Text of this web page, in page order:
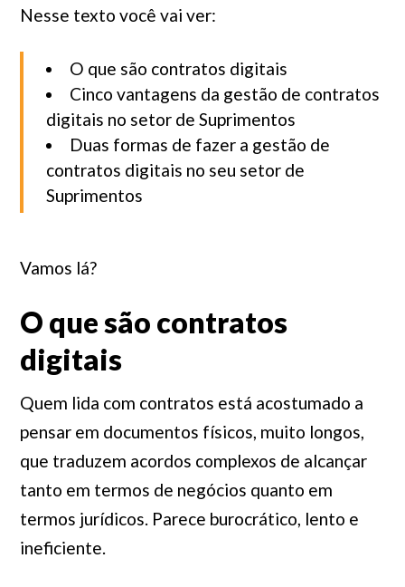
Nesse texto você vai ver:
O que são contratos digitais
Cinco vantagens da gestão de contratos
digitais no setor de Suprimentos
Duas formas de fazer a gestão de
contratos digitais no seu setor de
Suprimentos
Vamos lá?
O que são contratos
digitais
Quem lida com contratos está acostumado a
pensar em documentos físicos, muito longos,
que traduzem acordos complexos de alcançar
tanto em termos de negócios quanto em
termos jurídicos. Parece burocrático, lento e
ineficiente.